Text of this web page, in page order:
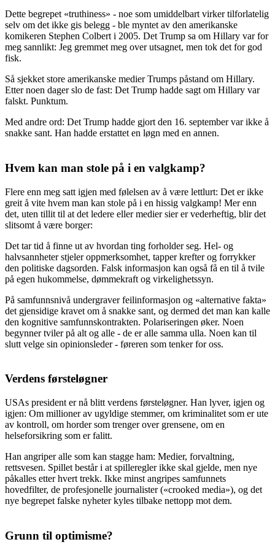
Dette begrepet «truthiness» - noe som umiddelbart virker tilforlatelig
selv om det ikke gis belegg - ble myntet av den amerikanske
komikeren Stephen Colbert i 2005. Det Trump sa om Hillary var for
meg sannlikt: Jeg gremmet meg over utsagnet, men tok det for god
fisk.
Så sjekket store amerikanske medier Trumps påstand om Hillary.
Etter noen dager slo de fast: Det Trump hadde sagt om Hillary var
falskt. Punktum.
Med andre ord: Det Trump hadde gjort den 16. september var ikke å
snakke sant. Han hadde erstattet en løgn med en annen.
Hvem kan man stole på i en valgkamp?
Flere enn meg satt igjen med følelsen av å være lettlurt: Det er ikke
greit å vite hvem man kan stole på i en hissig valgkamp! Mer enn
det, uten tillit til at det ledere eller medier sier er vederheftig, blir det
slitsomt å være borger:
Det tar tid å finne ut av hvordan ting forholder seg. Hel- og
halvsannheter stjeler oppmerksomhet, tapper krefter og forrykker
den politiske dagsorden. Falsk informasjon kan også få en til å tvile
på egen hukommelse, dømmekraft og virkelighetssyn.
På samfunnsnivå undergraver feilinformasjon og «alternative fakta»
det gjensidige kravet om å snakke sant, og dermed det man kan kalle
den kognitive samfunnskontrakten. Polariseringen øker. Noen
begynner tviler på alt og alle - de er alle samma ulla. Noen kan til
slutt velge sin opinionsleder - føreren som tenker for oss.
Verdens førsteløgner
USAs president er nå blitt verdens førsteløgner. Han lyver, igjen og
igjen: Om millioner av ugyldige stemmer, om kriminalitet som er ute
av kontroll, om horder som trenger over grensene, om en
helseforsikring som er falitt.
Han angriper alle som kan stagge ham: Medier, forvaltning,
rettsvesen. Spillet består i at spilleregler ikke skal gjelde, men nye
påkalles etter hvert trekk. Ikke minst angripes samfunnets
hovedfilter, de profesjonelle journalister («crooked media»), og det
nye begrepet falske nyheter kyles tilbake nettopp mot dem.
Grunn til optimisme?